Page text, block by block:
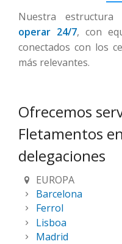
Nuestra estructura
operar 24/7, con
conectados con los
más relevantes.
Ofrecemos
Fletamentos
delegaciones
EUROPA
Barcelona
Ferrol
Lisboa
Madrid